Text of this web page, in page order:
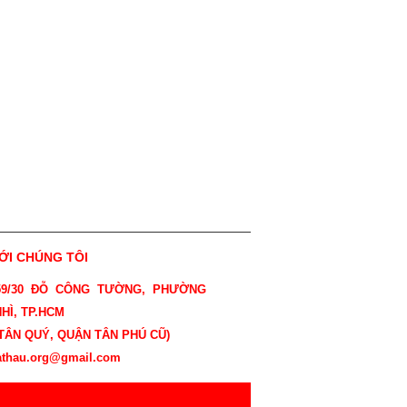
CHÚNG TÔI
30 ĐỖ CÔNG TƯỜNG, PHƯỜNG
TP.HCM
QUÝ, QUẬN TÂN PHÚ CŨ)